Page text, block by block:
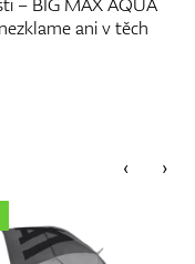
ani v těch
‹ ›